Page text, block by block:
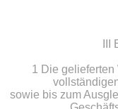
1 Die gelieferten
sowie bis zum